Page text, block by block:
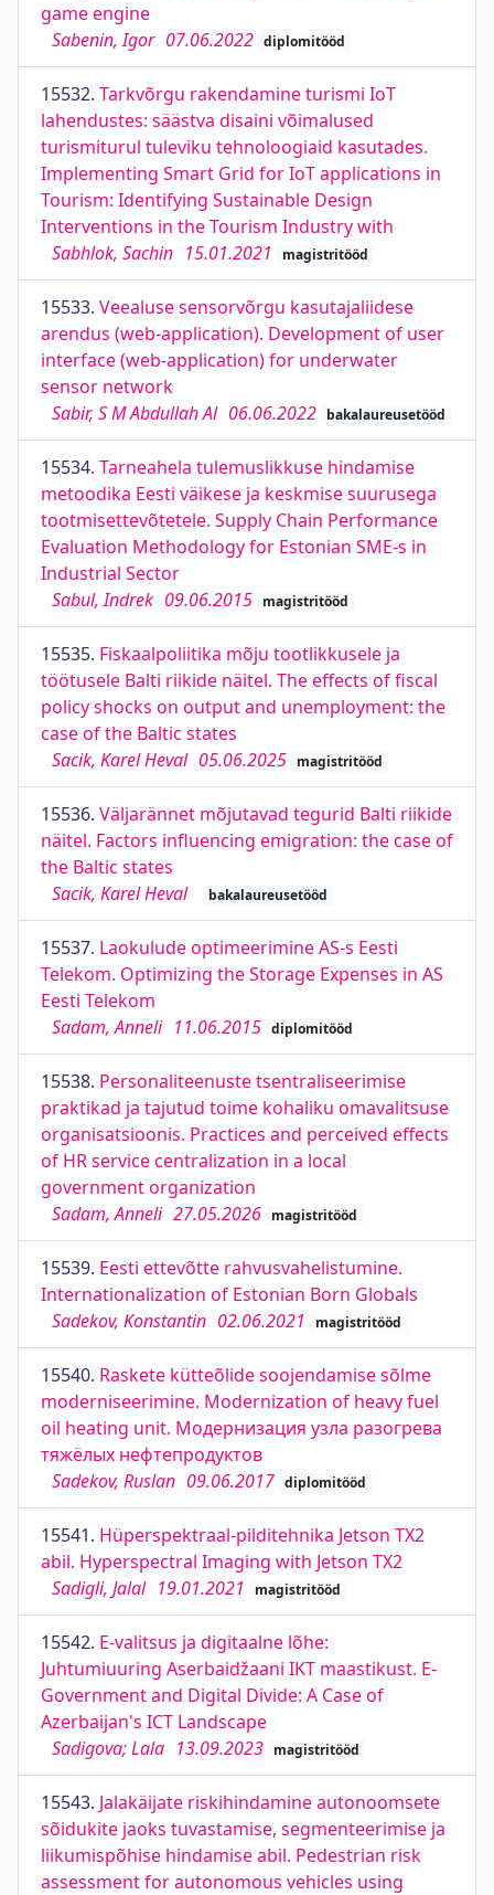
game engine
Sabenin, Igor 07.06.2022 diplomitööd
15532. Tarkvõrgu rakendamine turismi IoT
lahendustes: säästva disaini võimalused
turismiturul tuleviku tehnoloogiaid kasutades.
Implementing Smart Grid for IoT applications in
Tourism: Identifying Sustainable Design
Interventions in the Tourism Industry with
Sabhlok, Sachin 15.01.2021 magistritööd
15533. Veealuse sensorvõrgu kasutajaliidese
arendus (web-application). Development of user
interface (web-application) for underwater
sensor network
Sabir, S M Abdullah Al 06.06.2022 bakalaureusetööd
15534. Tarneahela tulemuslikkuse hindamise
metoodika Eesti väikese ja keskmise suurusega
tootmisettevõtetele. Supply Chain Performance
Evaluation Methodology for Estonian SME-s in
Industrial Sector
Sabul, Indrek 09.06.2015 magistritööd
15535. Fiskaalpoliitika mõju tootlikkusele ja
töötusele Balti riikide näitel. The effects of fiscal
policy shocks on output and unemployment: the
case of the Baltic states
Sacik, Karel Heval 05.06.2025 magistritööd
15536. Väljarännet mõjutavad tegurid Balti riikide
näitel. Factors influencing emigration: the case of
the Baltic states
Sacik, Karel Heval
bakalaureusetööd
15537. Laokulude optimeerimine AS-s Eesti
Telekom. Optimizing the Storage Expenses in AS
Eesti Telekom
Sadam, Anneli 11.06.2015 diplomitööd
15538. Personaliteenuste tsentraliseerimise
praktikad ja tajutud toime kohaliku omavalitsuse
organisatsioonis. Practices and perceived effects
of HR service centralization in a local
government organization
Sadam, Anneli 27.05.2026 magistritööd
15539. Eesti ettevõtte rahvusvahelistumine.
Internationalization of Estonian Born Globals
Sadekov, Konstantin 02.06.2021 magistritööd
15540. Raskete kütteõlide soojendamise sõlme
moderniseerimine. Modernization of heavy fuel
oil heating unit. Модернизация узла разогрева
тяжёлых нефтепродуктов
Sadekov, Ruslan 09.06.2017 diplomitööd
15541. Hüperspektraal-pilditehnika Jetson TX2
abil. Hyperspectral Imaging with Jetson TX2
Sadigli, Jalal 19.01.2021 magistritööd
15542. E-valitsus ja digitaalne lõhe:
Juhtumiuuring Aserbaidžaani IKT maastikust. E-
Government and Digital Divide: A Case of
Azerbaijan's ICT Landscape
Sadigova; Lala 13.09.2023 magistritööd
15543. Jalakäijate riskihindamine autonoomsete
sõidukite jaoks tuvastamise, segmenteerimise ja
liikumispõhise hindamise abil. Pedestrian risk
assessment for autonomous vehicles using